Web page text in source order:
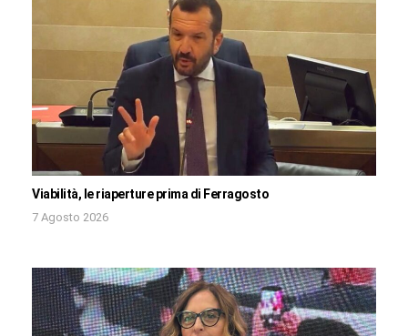
Viabilità, le riaperture prima di Ferragosto
7 Agosto 2026